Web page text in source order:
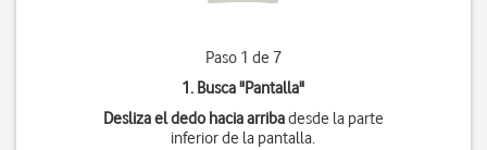
Paso 1 de 7
1. Busca "Pantalla"
Desliza el dedo hacia arribadesde la parte
inferior de la pantalla.